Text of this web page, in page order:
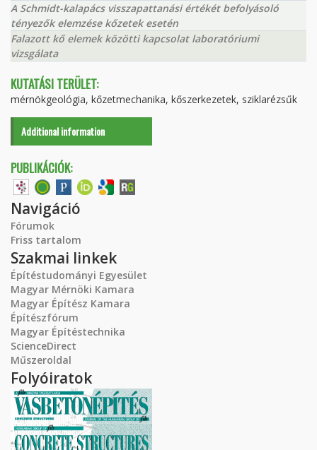
A Schmidt-kalapács visszapattanási értékét befolyásoló
tényezők elemzése kőzetek esetén
Falazott kő elemek közötti kapcsolat laboratóriumi
vizsgálata
KUTATÁSI TERÜLET:
mérnökgeológia, kőzetmechanika, kőszerkezetek, sziklarézsűk
Additional information
PUBLIKÁCIÓK:
Navigáció
Fórumok
Friss tartalom
Szakmai linkek
Építéstudományi Egyesület
Magyar Mérnöki Kamara
Magyar Építész Kamara
Építészfórum
Magyar Építéstechnika
ScienceDirect
Műszeroldal
Folyóiratok